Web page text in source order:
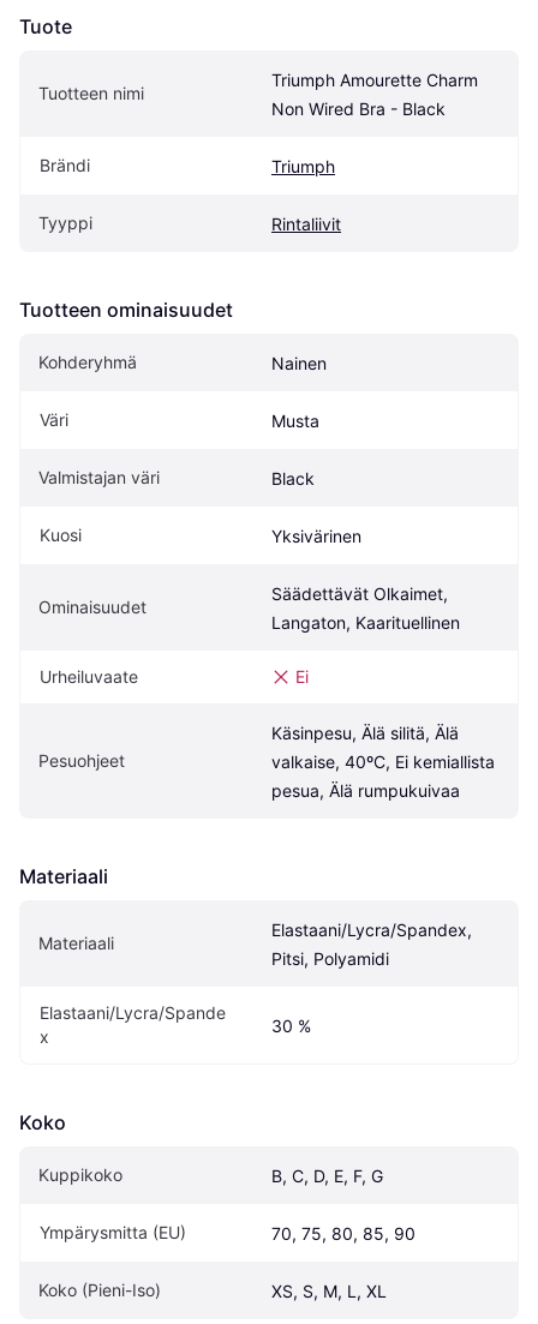
Tuote
Tuotteen nimi
Triumph Amourette Charm
Non Wired Bra - Black
Brändi Triumph
Tyyppi Rintaliivit
Tuotteen ominaisuudet
Kohderyhmä Nainen
Väri Musta
Valmistajan väri Black
Kuosi Yksivärinen
Ominaisuudet
Säädettävät Olkaimet,
Langaton, Kaarituellinen
Urheiluvaate Ei
Pesuohjeet
Käsinpesu, Älä silitä, Älä
valkaise, 40ºC, Ei kemiallista
pesua, Älä rumpukuivaa
Materiaali
Materiaali
Elastaani/Lycra/Spandex,
Pitsi, Polyamidi
Elastaani/Lycra/Spande
x
30 %
Koko
Kuppikoko B, C, D, E, F, G
Ympärysmitta (EU) 70, 75, 80, 85, 90
Koko (Pieni-Iso) XS, S, M, L, XL